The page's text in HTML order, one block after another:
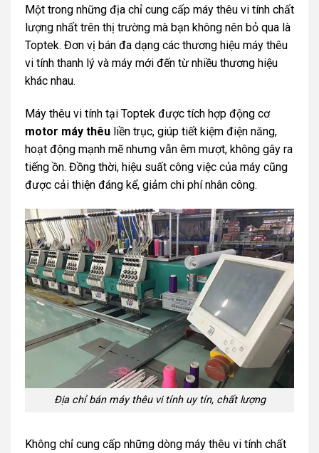
Một trong những địa chỉ cung cấp máy thêu vi tính chất
lượng nhất trên thị trường mà bạn không nên bỏ qua là
Toptek. Đơn vị bán đa dạng các thương hiệu máy thêu
vi tính thanh lý và máy mới đến từ nhiều thương hiệu
khác nhau.
Máy thêu vi tính tại Toptek được tích hợp động cơ
motor máy thêu liền trục, giúp tiết kiệm điện năng,
hoạt động mạnh mẽ nhưng vẫn êm mượt, không gây ra
tiếng ồn. Đồng thời, hiệu suất công việc của máy cũng
được cải thiện đáng kể, giảm chi phí nhân công.
Địa chỉ bán máy thêu vi tính uy tín, chất lượng
Không chỉ cung cấp những dòng máy thêu vi tính chất